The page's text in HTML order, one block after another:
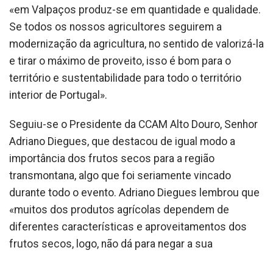
«em Valpaços produz-se em quantidade e qualidade.
Se todos os nossos agricultores seguirem a
modernização da agricultura, no sentido de valorizá-la
e tirar o máximo de proveito, isso é bom para o
território e sustentabilidade para todo o território
interior de Portugal».
Seguiu-se o Presidente da CCAM Alto Douro, Senhor
Adriano Diegues, que destacou de igual modo a
importância dos frutos secos para a região
transmontana, algo que foi seriamente vincado
durante todo o evento. Adriano Diegues lembrou que
«muitos dos produtos agrícolas dependem de
diferentes características e aproveitamentos dos
frutos secos, logo, não dá para negar a sua